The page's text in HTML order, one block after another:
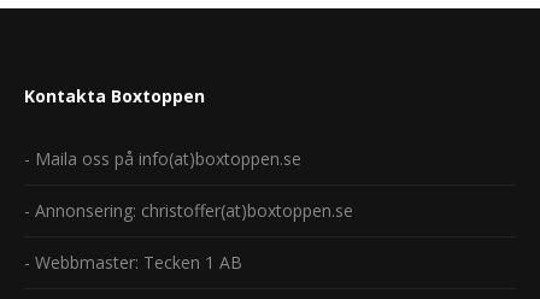
Kontakta Boxtoppen
- Maila oss på info(at)boxtoppen.se
- Annonsering: christoffer(at)boxtoppen.se
- Webbmaster: Tecken 1 AB